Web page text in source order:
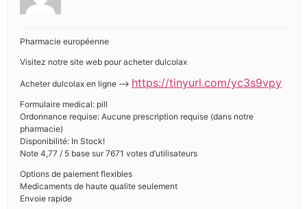
Pharmacie européenne
Visitez notre site web pour acheter dulcolax
Acheter dulcolax en ligne -–> https://tinyurl.com/yc3s9vpy
Formulaire medical: pill
Ordonnance requise: Aucune prescription requise (dans notre
pharmacie)
Disponibilité: In Stock!
Note 4,77 / 5 base sur 7671 votes d’utilisateurs
Options de paiement flexibles
Medicaments de haute qualite seulement
Envoie rapide